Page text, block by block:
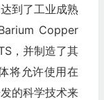
到了工业成熟
Copper
，并制造了其
将允许使用在
的科学技术来